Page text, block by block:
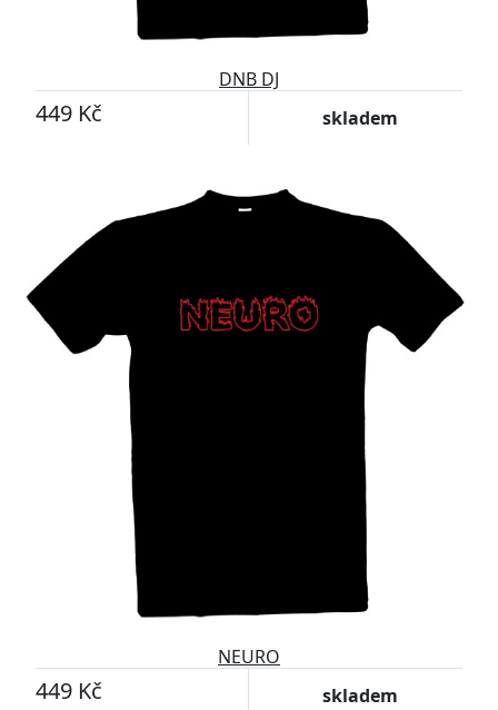
DNB DJ
449 Kč skladem
NEURO
449 Kč skladem